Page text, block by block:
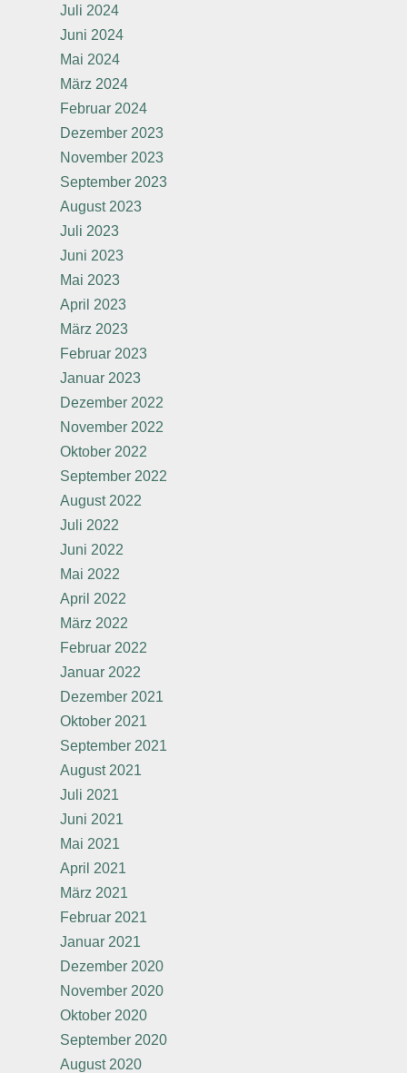
Juli 2024
Juni 2024
Mai 2024
März 2024
Februar 2024
Dezember 2023
November 2023
September 2023
August 2023
Juli 2023
Juni 2023
Mai 2023
April 2023
März 2023
Februar 2023
Januar 2023
Dezember 2022
November 2022
Oktober 2022
September 2022
August 2022
Juli 2022
Juni 2022
Mai 2022
April 2022
März 2022
Februar 2022
Januar 2022
Dezember 2021
Oktober 2021
September 2021
August 2021
Juli 2021
Juni 2021
Mai 2021
April 2021
März 2021
Februar 2021
Januar 2021
Dezember 2020
November 2020
Oktober 2020
September 2020
August 2020